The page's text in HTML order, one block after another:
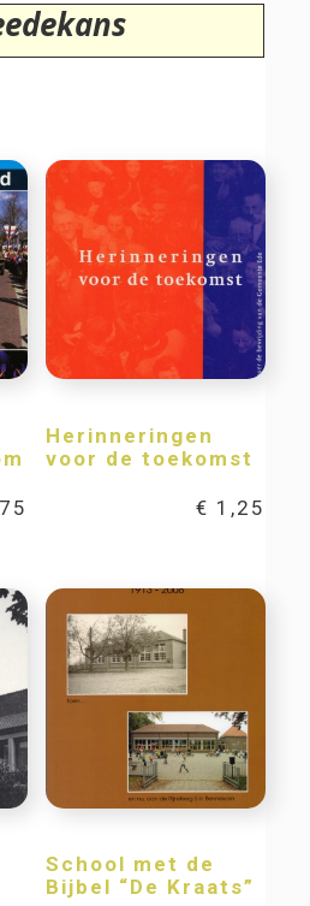
Herinneringen
voor de toekomst
€ 1,25
School met de
Bijbel “De Kraats”